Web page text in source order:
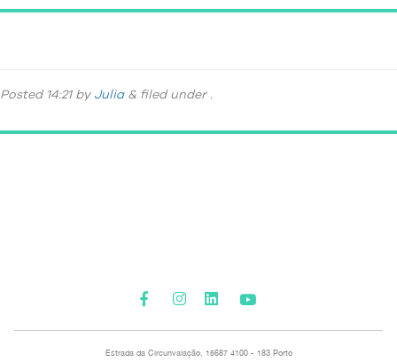
Posted 14:21by Julia & filed under .
Estrada da Circunvalação, 15687 4100 - 183 Porto